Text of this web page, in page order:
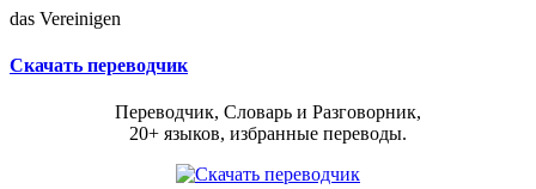
das Vereinigen
Скачать переводчик
Переводчик, Словарь и Разговорник,
20+ языков, избранные переводы.